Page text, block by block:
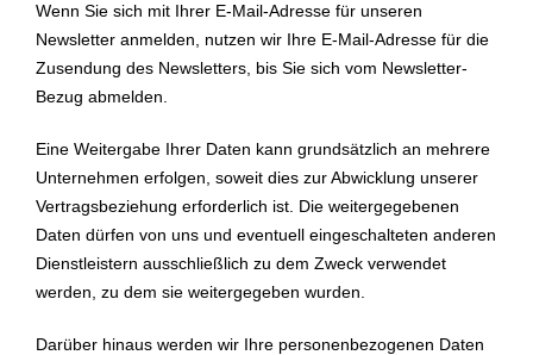
Wenn Sie sich mit Ihrer E-Mail-Adresse für unseren
Newsletter anmelden, nutzen wir Ihre E-Mail-Adresse für die
Zusendung des Newsletters, bis Sie sich vom Newsletter-
Bezug abmelden.
Eine Weitergabe Ihrer Daten kann grundsätzlich an mehrere
Unternehmen erfolgen, soweit dies zur Abwicklung unserer
Vertragsbeziehung erforderlich ist. Die weitergegebenen
Daten dürfen von uns und eventuell eingeschalteten anderen
Dienstleistern ausschließlich zu dem Zweck verwendet
werden, zu dem sie weitergegeben wurden.
Darüber hinaus werden wir Ihre personenbezogenen Daten